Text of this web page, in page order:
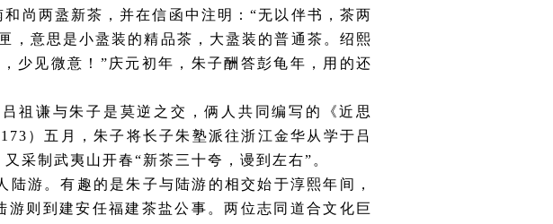
尚两盝新茶，并在信函中注明：“无以伴书，茶两
，意思是小盝装的精品茶，大盝装的普通茶。绍熙
少见微意！”庆元初年，朱子酬答彭龟年，用的还
祖谦与朱子是莫逆之交，俩人共同编写的《近思
）五月，朱子将长子朱塾派往浙江金华从学于吕
采制武夷山开春“新茶三十夸，谩到左右”。
游。有趣的是朱子与陆游的相交始于淳熙年间，
则到建安任福建茶盐公事。两位志同道合文化巨